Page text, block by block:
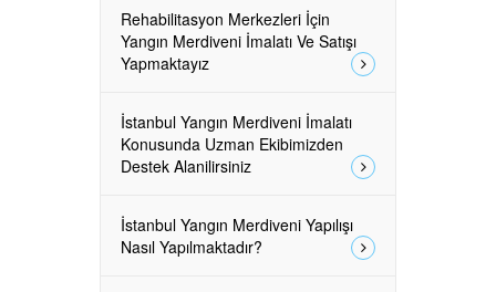
Rehabilitasyon Merkezleri İçin
Yangın Merdiveni İmalatı Ve Satışı
Yapmaktayız
İstanbul Yangın Merdiveni İmalatı
Konusunda Uzman Ekibimizden
Destek Alanilirsiniz
İstanbul Yangın Merdiveni Yapılışı
Nasıl Yapılmaktadır?